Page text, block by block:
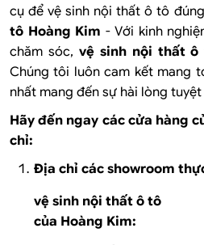
cụ để vệ sinh nội thất ô tô
tô Hoàng Kim - Với kinh
chăm sóc, vệ sinh nội thất ô
Chúng tôi luôn cam kết mang
nhất mang đến sự hài lòng
Hãy đến ngay các cửa hàng
chỉ:
Địa chỉ các showroom
vệ sinh nội thất ô tô
của Hoàng Kim: